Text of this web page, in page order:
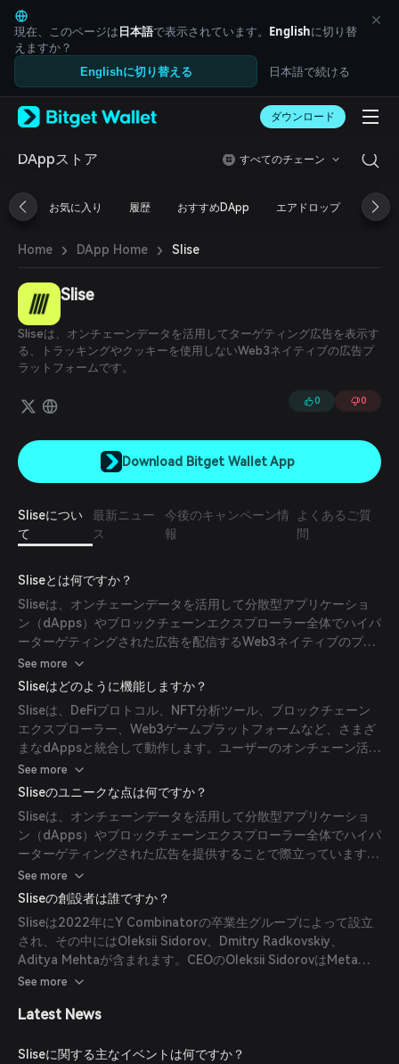
English
日本語
Tiếng Việt
Русский
Español (Latinoamérica)
Italiano
Deutsch
繁體中文
Português (Portugal)
ภาษาไทย
العربية
हिन्दी
Español
Português (Brasil)
Español (Argentina)
現在、このページは日本語で表示されています。 Englishに切り替
えますか？
Englishに切り替える 日本語で続ける
ダウンロード
DAppストア すべてのチェーン
お気に入り 履歴 おすすめDApp エアドロップ DeFi
Home › DApp Home › Slise
Slise
Sliseは、オンチェーンデータを活用してターゲティング広告を表示す
る、トラッキングやクッキーを使用しないWeb3ネイティブの広告プ
ラットフォームです。
0 0
Download Bitget Wallet App
Sliseについ
て
最新ニュー
ス
今後のキャンペーン情
報
よくあるご質
問
Sliseとは何ですか？
Sliseは、オンチェーンデータを活用して分散型アプリケーショ
ン（dApps）やブロックチェーンエクスプローラー全体でハイパ
ーターゲティングされた広告を配信するWeb3ネイティブのプロ
グラマティック広告プラットフォームです。ユーザーのブロック
チェーン活動を分析することで、サードパーティのクッキーに依
存せずにプライバシー保護されたパーソナライズド広告体験を実
現します。このプラットフォームはリアルタイム分析、A/Bテス
ト、コンバージョントラッキングを提供し、広告主が暗号ネイテ
ィブオーディエンスに効果的にリーチできるようにします。ま
た、SliseはdApps向けの持続可能なマネタイズソリューション
も提供し、Web3エコシステム内での公正な価値分配を促進しま
す。
See more
Sliseはどのように機能しますか？
Sliseは、DeFiプロトコル、NFT分析ツール、ブロックチェーン
エクスプローラー、Web3ゲームプラットフォームなど、さまざ
まなdAppsと統合して動作します。ユーザーのオンチェーン活動
を分析することで、関連性が高くプライバシーを保護したハイパ
ーターゲティングされた広告を配信します。このプラットフォー
ムはリアルタイム分析、A/Bテスト、コンバージョントラッキン
グを提供し、広告主がサードパーティのクッキーに依存せずに暗
号ネイティブオーディエンスに効果的にリーチできるよう支援し
ます。
See more
Sliseのユニークな点は何ですか？
Sliseは、オンチェーンデータを活用して分散型アプリケーショ
ン（dApps）やブロックチェーンエクスプローラー全体でハイパ
ーターゲティングされた広告を提供することで際立っています。
このアプローチにより、サードパーティのクッキーに依存せずに
プライバシー保護されたパーソナライズド広告体験が保証されま
す。主な機能にはリアルタイム分析、A/Bテスト、コンバージョ
ントラッキングが含まれ、広告主が暗号ネイティブオーディエン
スに効果的にリーチできます。さらに、SliseはdApps向けの持
続可能なマネタイズソリューションも提供し、Web3エコシステ
ム内での公正な価値分配を促進します。
See more
Sliseの創設者は誰ですか？
Sliseは2022年にY Combinatorの卒業生グループによって設立
され、その中にはOleksii Sidorov、Dmitry Radkovskiy、
Aditya Mehtaが含まれます。CEOのOleksii SidorovはMetaや
OxfordでAI研究者としての経歴があり、査読済み論文を15本以
経験があり、複数の暗号ハッカソンで優勝しています。Aditya
た。彼らはAI、プロダクトマネジメント、ブロックチェーン技術
See more
Latest News
Sliseに関する主なイベントは何ですか？